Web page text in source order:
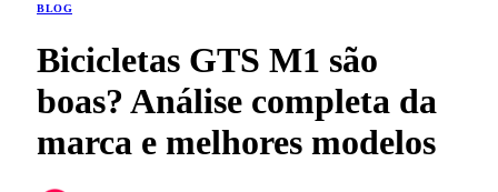
BLOG
Bicicletas GTS M1 são
boas? Análise completa da
marca e melhores modelos